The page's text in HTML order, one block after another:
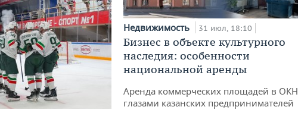
Недвижимость 31 июл, 18:10
Бизнес в объекте культурного
наследия: особенности
национальной аренды
Аренда коммерческих площадей в ОКН
глазами казанских предпринимателей